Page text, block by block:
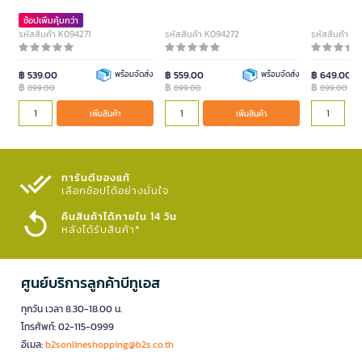
ช้อปเพิ่มคุ้มกว่า
รหัสสินค้า K094271
฿ 539.00
฿ 899.00
พร้อมจัดส่ง
เพิ่มสินค้า
รหัสสินค้า K094272
฿ 559.00
฿ 899.00
พร้อมจัดส่ง
เพิ่มสินค้า
รหัสสินค้า
฿ 649.00
฿899.00
การันตีของแท้
เลือกช้อปได้อย่างมั่นใจ​
คืนสินค้าได้ภายใน 14 วัน
หลังได้รับสินค้า*
ศูนย์บริการลูกค้าบีทูเอส
ทุกวัน เวลา 8.30-18.00 น.
โทรศัพท์: 02-115-0999
อีเมล:b2sonlineshopping@b2s.co.th